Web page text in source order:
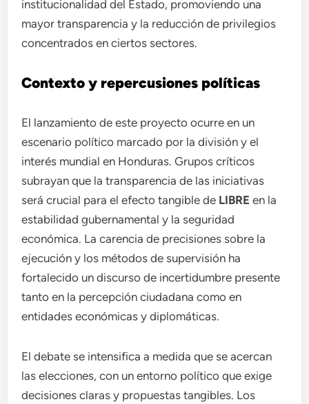
institucionalidad del Estado, promoviendo una
mayor transparencia y la reducción de privilegios
concentrados en ciertos sectores.
Contexto y repercusiones políticas
El lanzamiento de este proyecto ocurre en un
escenario político marcado por la división y el
interés mundial en Honduras. Grupos críticos
subrayan que la transparencia de las iniciativas
será crucial para el efecto tangible de LIBRE en la
estabilidad gubernamental y la seguridad
económica. La carencia de precisiones sobre la
ejecución y los métodos de supervisión ha
fortalecido un discurso de incertidumbre presente
tanto en la percepción ciudadana como en
entidades económicas y diplomáticas.
El debate se intensifica a medida que se acercan
las elecciones, con un entorno político que exige
decisiones claras y propuestas tangibles. Los